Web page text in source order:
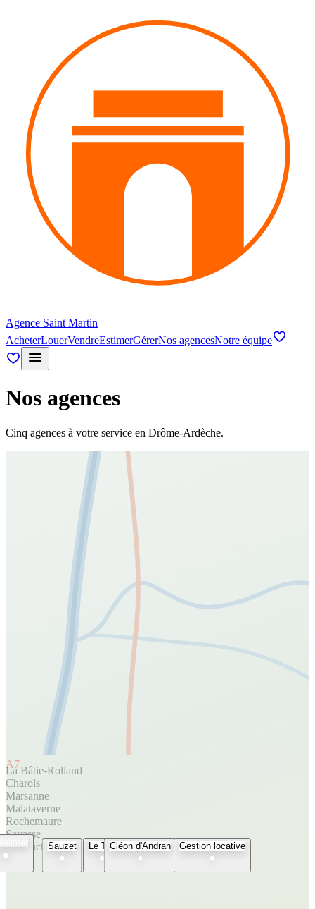
Agence Saint Martin
AcheterLouerVendreEstimerGérerNos agencesNotre équipe
Nos agences
Cinq agences à votre service en Drôme-Ardèche.
A7
La Bâtie-Rolland
Charols
Marsanne
Malataverne
Rochemaure
Savasse
EspelucheSauzet Le TeilCléon d'Andran Gestion locative